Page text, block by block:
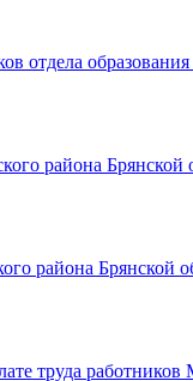
отдела
района
района Брянской
труда